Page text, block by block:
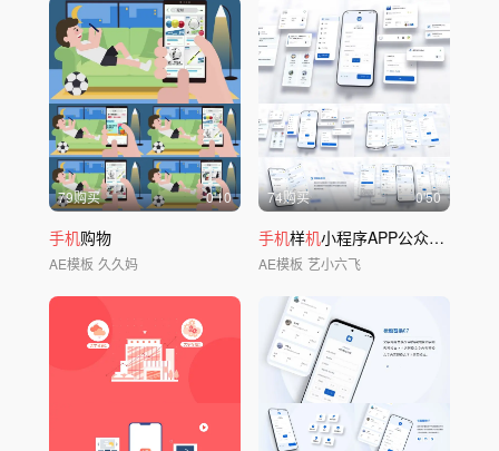
79购买 0'10
手机购物
AE模板 久久妈
74购买 0'50
手机样机小程序APP公众号界面UI展示
AE模板 艺小六飞